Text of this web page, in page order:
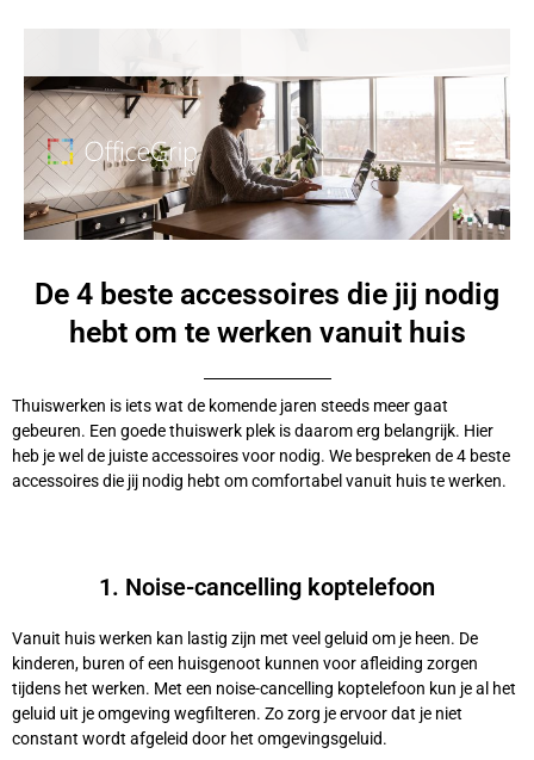
De 4 beste accessoires die jij nodig
hebt om te werken vanuit huis
Thuiswerken is iets wat de komende jaren steeds meer gaat
gebeuren. Een goede thuiswerk plek is daarom erg belangrijk. Hier
heb je wel de juiste accessoires voor nodig. We bespreken de 4 beste
accessoires die jij nodig hebt om comfortabel vanuit huis te werken.
1. Noise-cancelling koptelefoon
Vanuit huis werken kan lastig zijn met veel geluid om je heen. De
kinderen, buren of een huisgenoot kunnen voor afleiding zorgen
tijdens het werken. Met een noise-cancelling koptelefoon kun je al het
geluid uit je omgeving wegfilteren. Zo zorg je ervoor dat je niet
constant wordt afgeleid door het omgevingsgeluid.